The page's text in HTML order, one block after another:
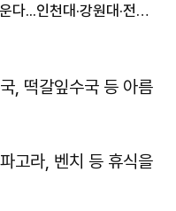
임병택 시흥시장, 현장형 인재 키운다...인천대·강원대·전남대 등 학생 시흥서 바이오 실습
, 떡갈잎수국 등 아름
고라, 벤치 등 휴식을